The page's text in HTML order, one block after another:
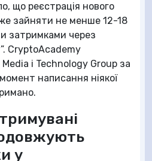
що реєстрація нового
зайняти не менше 12-18
затримками через
CryptoAcademy
Media і Technology Group за
написання ніякої
у